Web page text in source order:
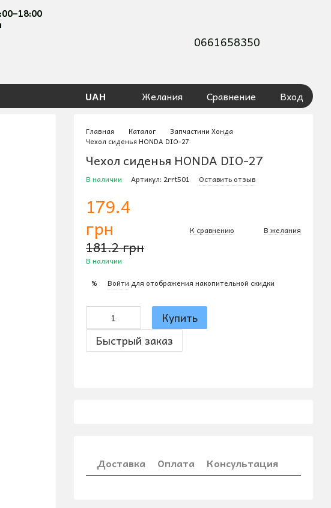
0661658350
UAH Желания Сравнение Вход
Главная Каталог
Запчастини Хонда
Чехол сиденья HONDA DIO-27
Чехол сиденья HONDA DIO-27
В наличии Артикул: 2rrt501 Оставить отзыв
179.4
грн
181.2 грн
В наличии
К сравнению В желания
% Войти для отображения накопительной скидки
Купить
Быстрый заказ
Доставка Оплата Консультация